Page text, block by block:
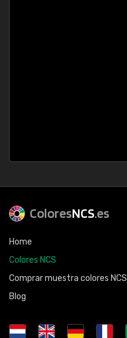
ColoresNCS.es
Home
Colores NCS
Comprar muestra colores NCS
Blog